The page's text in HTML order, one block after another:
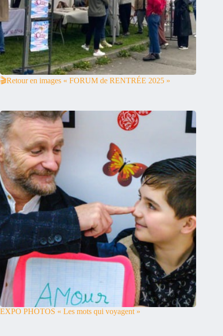
🎬Retour en images « FORUM de RENTRÉE 2025 »
EXPO PHOTOS « Les mots qui voyagent »